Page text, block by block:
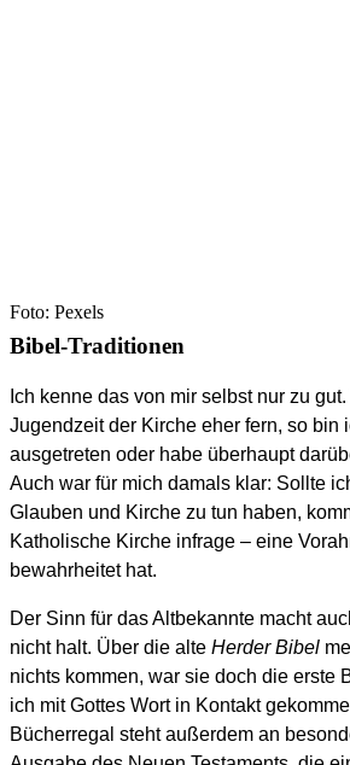
Foto: Pexels
Bibel-Traditionen
Ich kenne das von mir selbst nur zu
Jugendzeit der Kirche eher fern, so bin
ausgetreten oder habe überhaupt
Auch war für mich damals klar: Sollte
Glauben und Kirche zu tun haben,
Katholische Kirche infrage – eine
bewahrheitet hat.
Der Sinn für das Altbekannte macht
nicht halt. Über die alte Herder Bibel
nichts kommen, war sie doch die erste
ich mit Gottes Wort in Kontakt
Bücherregal steht außerdem an